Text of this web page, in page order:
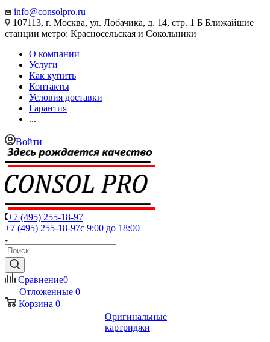
info@consolpro.ru
107113, г. Москва, ул. Лобачика, д. 14, стр. 1 Б Ближайшие
станции метро: Красносельская и Сокольники
О компании
Услуги
Как купить
Контакты
Условия доставки
Гарантия
...
Войти
+7 (495) 255-18-97
+7 (495) 255-18-97с 9:00 до 18:00
Сравнение0
Отложенные 0
Корзина 0
Оригинальные
картриджи